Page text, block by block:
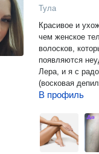
Тула
Красивое и ухоженное тело! Что
чем женское тело?! Многие девушки страдают от
волосков,
появляются
Лера, и я с
(восковая
В профиль